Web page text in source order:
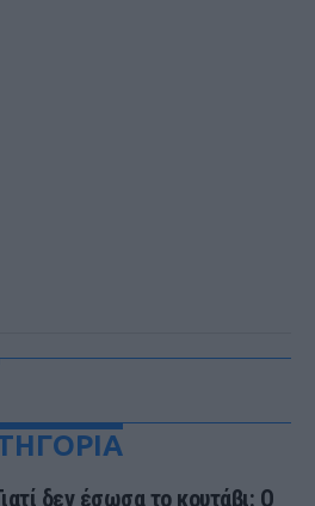
δεν έσωσα το κουτάβι: Ο